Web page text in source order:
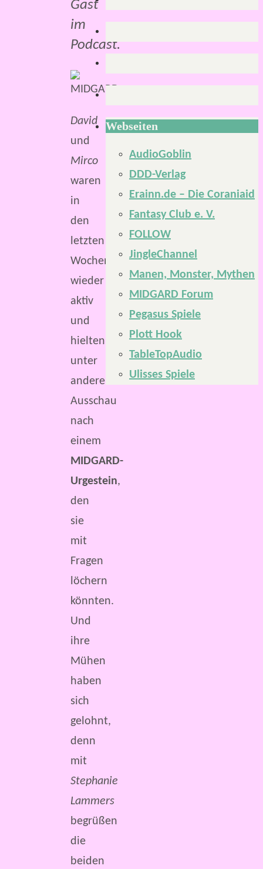
Gast
im
Podcast.
David
und
Mirco
waren
in
den
letzten
Wochen
wieder
aktiv
und
hielten
unter
anderem
Ausschau
nach
einem
MIDGARD-
Urgestein,
den
sie
mit
Fragen
löchern
könnten.
Und
ihre
Mühen
haben
sich
gelohnt,
denn
mit
Stephanie
Lammers
begrüßen
die
beiden
Webseiten
AudioGoblin
DDD-Verlag
Erainn.de – Die Coraniaid
Fantasy Club e. V.
FOLLOW
JingleChannel
Manen, Monster, Mythen
MIDGARD Forum
Pegasus Spiele
Plott Hook
TableTopAudio
Ulisses Spiele